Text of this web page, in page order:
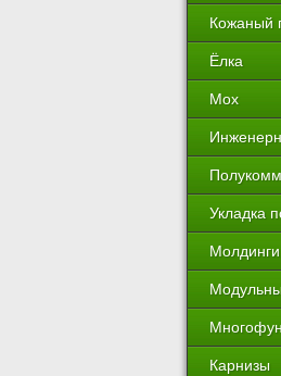
Кожаный
Ёлка
Мох
Укладка
Молдинги
Карнизы